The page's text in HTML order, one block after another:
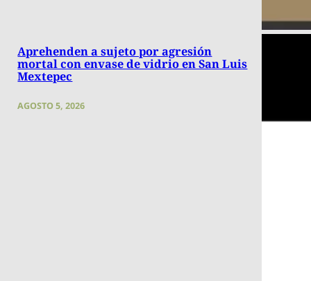
Aprehenden a sujeto por agresión
mortal con envase de vidrio en San Luis
Mextepec
AGOSTO 5, 2026